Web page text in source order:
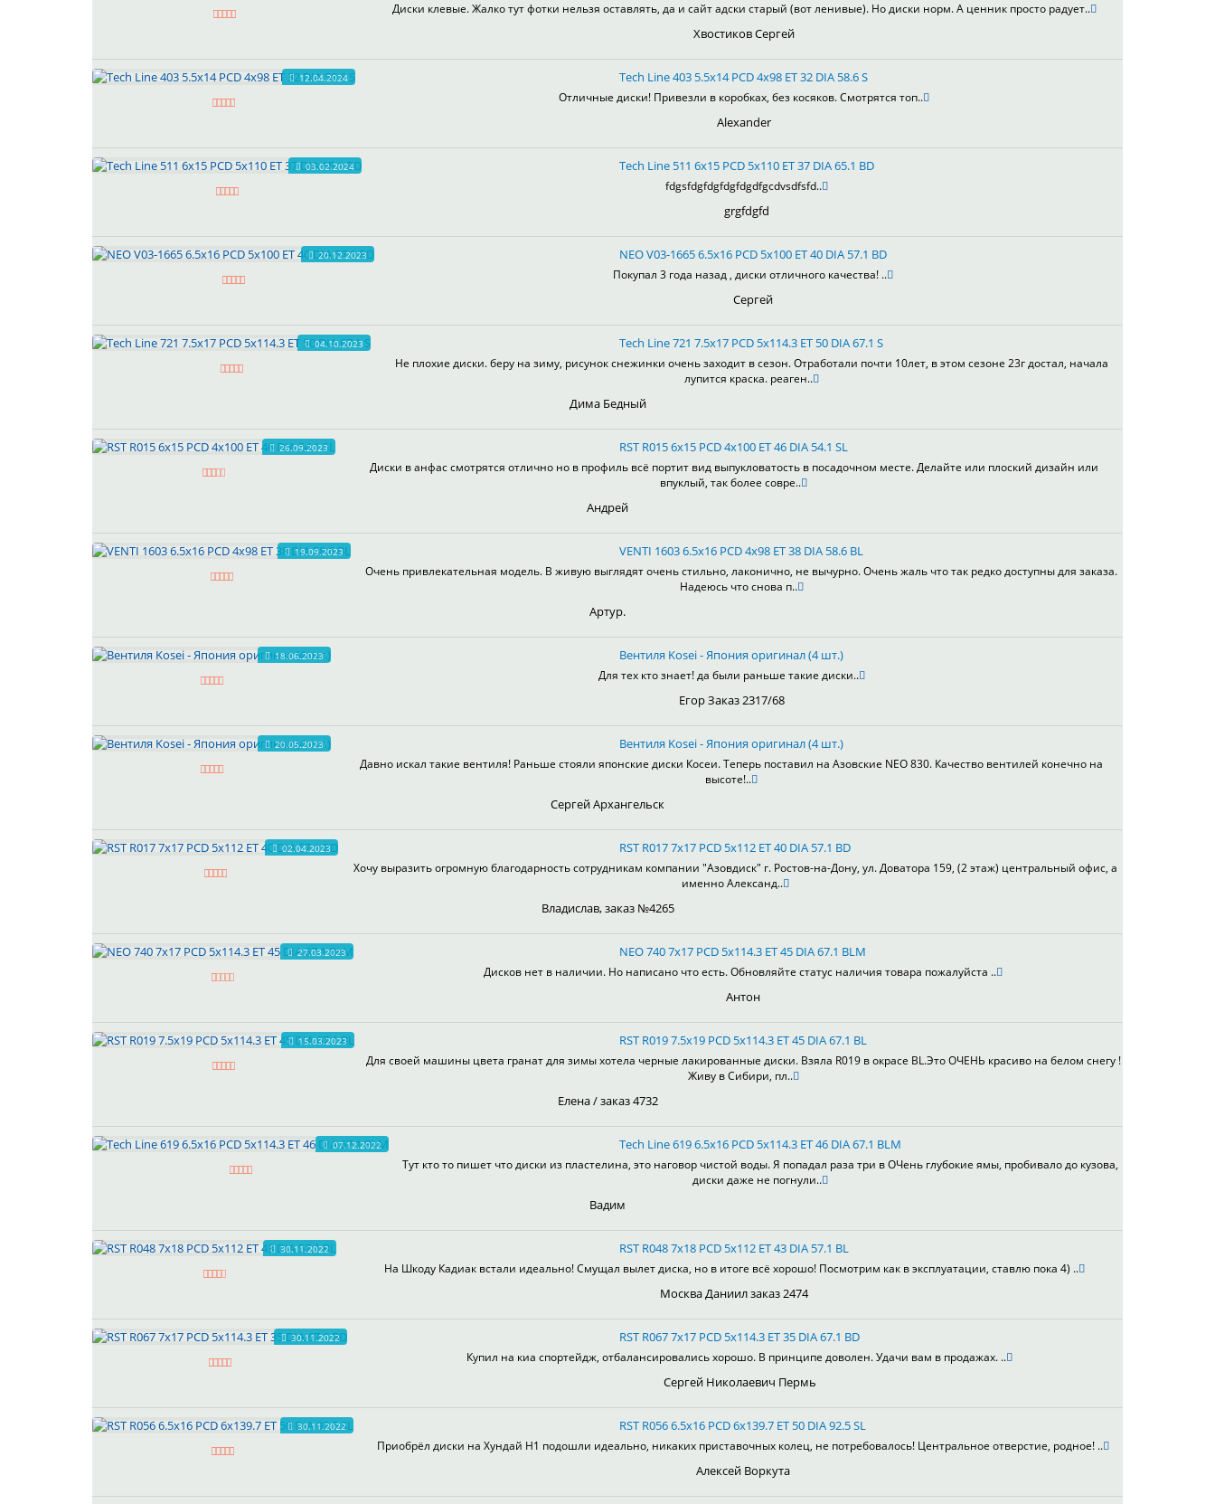
Диски клевые. Жалко тут фотки нельзя оставлять, да и сайт адски старый (вот ленивые). Но диски норм. А ценник просто радует..
Хвостиков Сергей
12.04.2024 Tech Line 403 5.5x14 PCD 4x98 ET 32 DIA 58.6 S
Отличные диски! Привезли в коробках, без косяков. Смотрятся топ..
Alexander
03.02.2024 Tech Line 511 6x15 PCD 5x110 ET 37 DIA 65.1 BD
fdgsfdgfdgfdgfdgdfgcdvsdfsfd..
grgfdgfd
20.12.2023 NEO V03-1665 6.5x16 PCD 5x100 ET 40 DIA 57.1 BD
Покупал 3 года назад , диски отличного качества! ..
Сергей
04.10.2023 Tech Line 721 7.5x17 PCD 5x114.3 ET 50 DIA 67.1 S
Не плохие диски. беру на зиму, рисунок снежинки очень заходит в сезон. Отработали почти 10лет, в этом сезоне 23г достал, начала
лупится краска. реаген..
Дима Бедный
26.09.2023 RST R015 6x15 PCD 4x100 ET 46 DIA 54.1 SL
Диски в анфас смотрятся отлично но в профиль всё портит вид выпукловатость в посадочном месте. Делайте или плоский дизайн или
впуклый, так более совре..
Андрей
19.09.2023 VENTI 1603 6.5x16 PCD 4x98 ET 38 DIA 58.6 BL
Очень привлекательная модель. В живую выглядят очень стильно, лаконично, не вычурно. Очень жаль что так редко доступны для заказа.
Надеюсь что снова п..
Артур.
18.06.2023 Вентиля Kosei - Япония оригинал (4 шт.)
Для тех кто знает! да были раньше такие диски..
Егор Заказ 2317/68
20.05.2023 Вентиля Kosei - Япония оригинал (4 шт.)
Давно искал такие вентиля! Раньше стояли японские диски Косеи. Теперь поставил на Азовские NEO 830. Качество вентилей конечно на
высоте!..
Сергей Архангельск
02.04.2023 RST R017 7x17 PCD 5x112 ET 40 DIA 57.1 BD
Хочу выразить огромную благодарность сотрудникам компании "Азовдиск" г. Ростов-на-Дону, ул. Доватора 159, (2 этаж) центральный офис, а
именно Александ..
Владислав, заказ №4265
27.03.2023 NEO 740 7x17 PCD 5x114.3 ET 45 DIA 67.1 BLM
Дисков нет в наличии. Но написано что есть. Обновляйте статус наличия товара пожалуйста ..
Антон
15.03.2023 RST R019 7.5x19 PCD 5x114.3 ET 45 DIA 67.1 BL
Для своей машины цвета гранат для зимы хотела черные лакированные диски. Взяла R019 в окрасе BL.Это ОЧЕНЬ красиво на белом снегу !
Живу в Сибири, пл..
Елена / заказ 4732
07.12.2022 Tech Line 619 6.5x16 PCD 5x114.3 ET 46 DIA 67.1 BLM
Тут кто то пишет что диски из пластелина, это наговор чистой воды. Я попадал раза три в ОЧень глубокие ямы, пробивало до кузова,
диски даже не погнули..
Вадим
30.11.2022 RST R048 7x18 PCD 5x112 ET 43 DIA 57.1 BL
На Шкоду Кадиак встали идеально! Смущал вылет диска, но в итоге всё хорошо! Посмотрим как в эксплуатации, ставлю пока 4) ..
Москва Даниил заказ 2474
30.11.2022 RST R067 7x17 PCD 5x114.3 ET 35 DIA 67.1 BD
Купил на киа спортейдж, отбалансировались хорошо. В принципе доволен. Удачи вам в продажах. ..
Сергей Николаевич Пермь
30.11.2022 RST R056 6.5x16 PCD 6x139.7 ET 50 DIA 92.5 SL
Приобрёл диски на Хундай H1 подошли идеально, никаких приставочных колец, не потребовалось! Центральное отверстие, родное! ..
Алексей Воркута